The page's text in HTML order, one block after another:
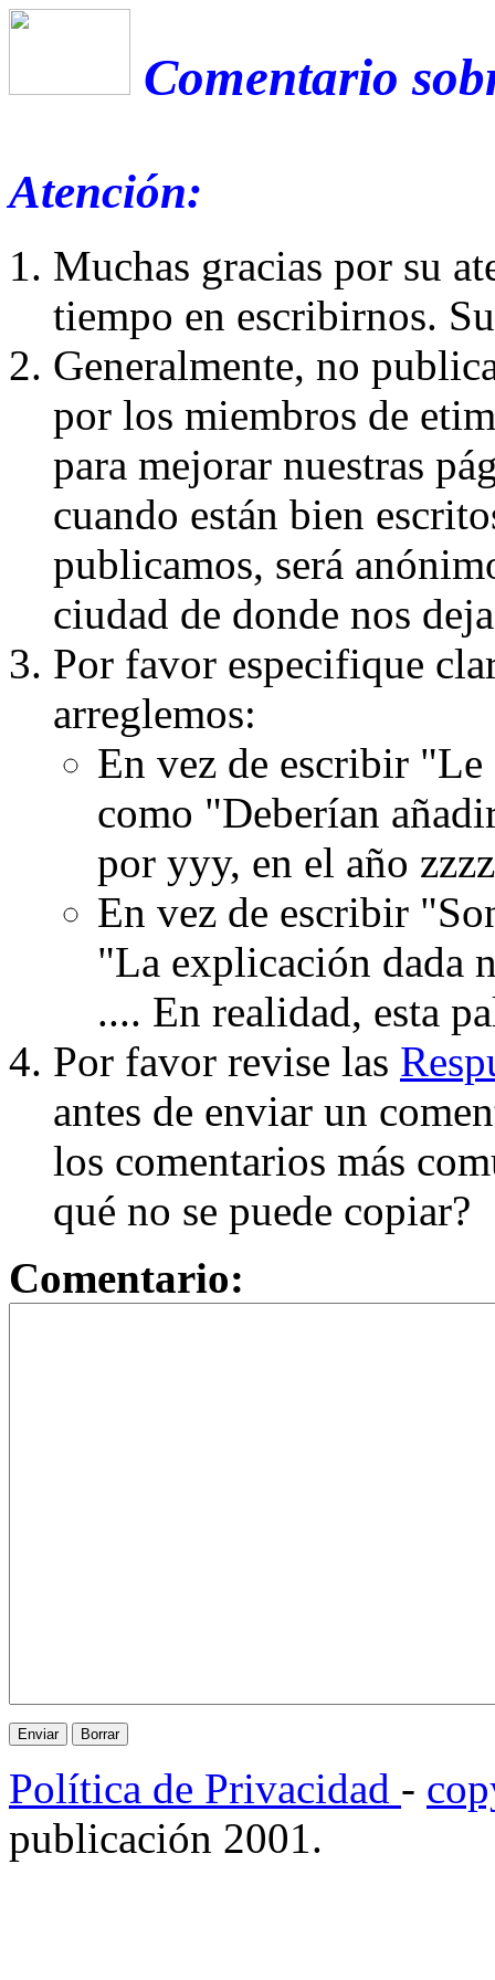
Comentario
Atención:
Muchas gracias por su
tiempo en escribirnos.
Generalmente, no
por los miembros de
para mejorar nuestras
cuando están bien
publicamos, será
ciudad de donde nos
Por favor especifique
arreglemos:
En vez de escribir
como "Deberían
por yyy, en el año
En vez de escribir
"La explicación dada
.... En realidad, esta
Por favor revise las
antes de enviar un
los comentarios más
qué no se puede copiar?
Comentario:
Política de Privacidad -
publicación 2001.